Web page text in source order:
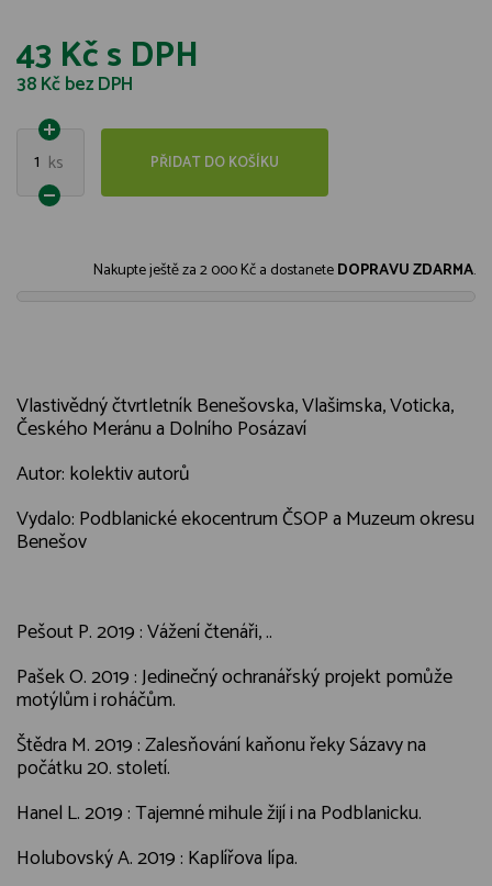
43 Kčs DPH
38 Kčbez DPH
1 ks PŘIDAT DO KOŠÍKU
Nakupte ještě za2 000 Kča dostaneteDOPRAVU ZDARMA.
Vlastivědný čtvrtletník Benešovska, Vlašimska, Voticka,
Českého Meránu a Dolního Posázaví
Autor: kolektiv autorů
Vydalo: Podblanické ekocentrum ČSOP a Muzeum okresu
Benešov
Pešout P. 2019 : Vážení čtenáři, ..
Pašek O. 2019 : Jedinečný ochranářský projekt pomůže
motýlům i roháčům.
Štědra M. 2019 : Zalesňování kaňonu řeky Sázavy na
počátku 20. století.
Hanel L. 2019 : Tajemné mihule žijí i na Podblanicku.
Holubovský A. 2019 : Kaplířova lípa.